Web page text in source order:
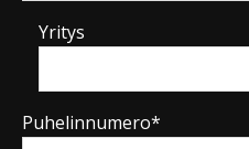
Yritys
Puhelinnumero*